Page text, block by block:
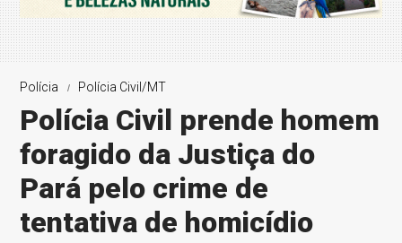
Polícia Polícia Civil/MT
Polícia Civil prende homem
foragido da Justiça do
Pará pelo crime de
tentativa de homicídio